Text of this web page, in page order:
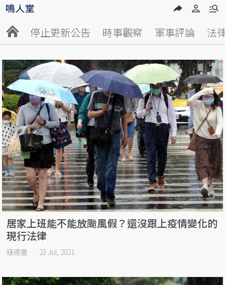
停止更新公告 時事觀察 軍事評論 法
居家上班能不能放颱風假？還沒跟上疫情變化的
現行法律
寇德曼 23 Jul, 2021